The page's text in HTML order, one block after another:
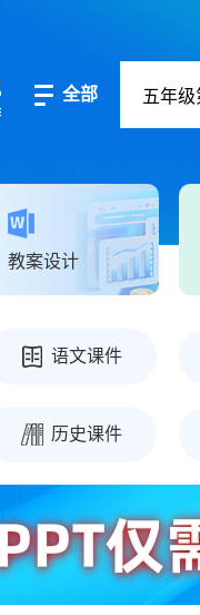
全部
教案设计
语文课件
历史课件